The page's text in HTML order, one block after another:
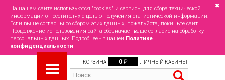
На нашем сайте используются "cookies" и сервисы для сбора технической
информации о посетителях с целью получения статистической информации.
Если вы не согласны со сбором этих данных, пожалуйста, покиньте сайт.
Продолжение использования сайта обозначает ваше согласие на обработку
персональных данных. Подробнее - в нашей Политике
конфиденциальности
✖
КОРЗИНА 0 ₽ ЛИЧНЫЙ КАБИНЕТ